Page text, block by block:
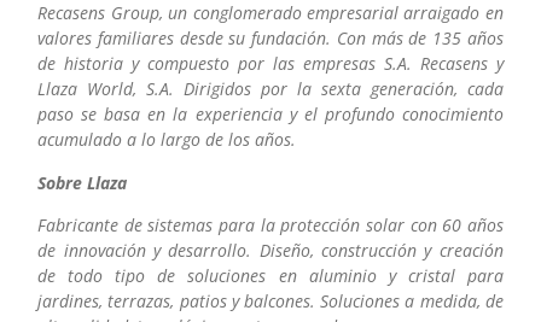
Recasens Group, un conglomerado empresarial arraigado en
valores familiares desde su fundación. Con más de 135 años
de historia y compuesto por las empresas S.A. Recasens y
Llaza World, S.A. Dirigidos por la sexta generación, cada
paso se basa en la experiencia y el profundo conocimiento
acumulado a lo largo de los años.
Sobre Llaza
Fabricante de sistemas para la protección solar con 60 años
de innovación y desarrollo. Diseño, construcción y creación
de todo tipo de soluciones en aluminio y cristal para
jardines, terrazas, patios y balcones. Soluciones a medida, de